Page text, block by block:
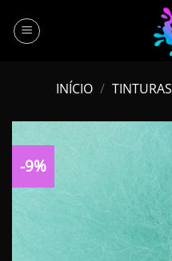
content
INÍCIO / TINTURAS
-9%